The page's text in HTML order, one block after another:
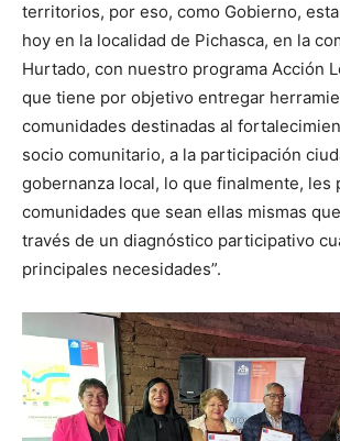
territorios, por eso, como Gobierno,
hoy en la localidad de Pichasca, en la
Hurtado, con nuestro programa Acción
que tiene por objetivo entregar
comunidades destinadas al
socio comunitario, a la participación
gobernanza local, lo que finalmente, les
comunidades que sean ellas mismas
través de un diagnóstico participativo
principales necesidades”.